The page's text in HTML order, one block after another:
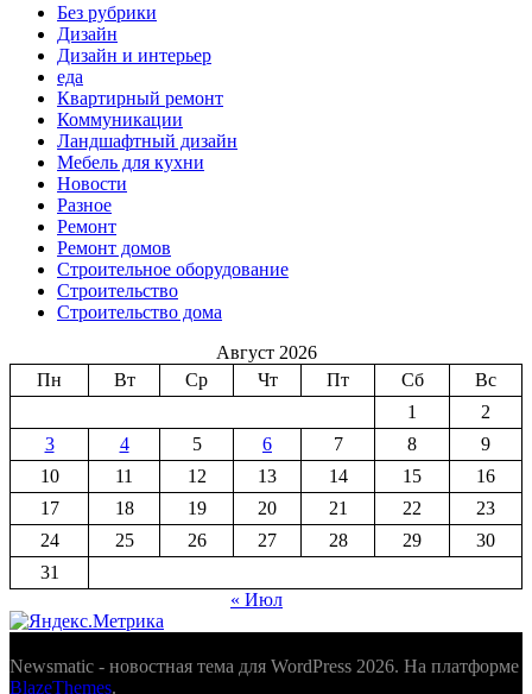
Без рубрики
Дизайн
Дизайн и интерьер
еда
Квартирный ремонт
Коммуникации
Ландшафтный дизайн
Мебель для кухни
Новости
Разное
Ремонт
Ремонт домов
Строительное оборудование
Строительство
Строительство дома
Август 2026
Пн
Вт Ср Чт Пт Сб
Вс
1
2
3
4 5 6 7 8
9
10
11 12 13 14 15
16
17
18 19 20 21 22
23
24
25 26 27 28 29
30
31
« Июл
Newsmatic - новостная тема для WordPress 2026. На платформе
BlazeThemes.